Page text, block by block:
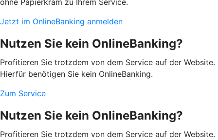
Jetzt im OnlineBanking anmelden
Nutzen Sie kein OnlineBanking?
Profitieren Sie trotzdem von dem Service auf der Website.
Hierfür benötigen Sie kein OnlineBanking.
Zum Service
Nutzen Sie kein OnlineBanking?
Profitieren Sie trotzdem von dem Service auf der Website.